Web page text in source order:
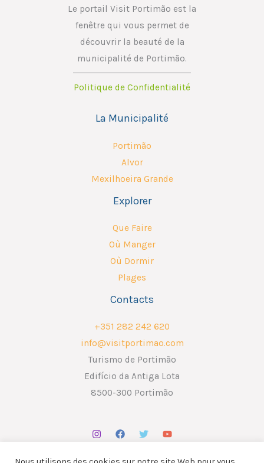
Le portail Visit Portimão est la
fenêtre qui vous permet de
découvrir la beauté de la
municipalité de Portimão.
Politique de Confidentialité
La Municipalité
Portimão
Alvor
Mexilhoeira Grande
Explorer
Que Faire
Où Manger
Où Dormir
Plages
Contacts
+351 282 242 620
info@visitportimao.com
Turismo de Portimão
Edifício da Antiga Lota
8500-300 Portimão